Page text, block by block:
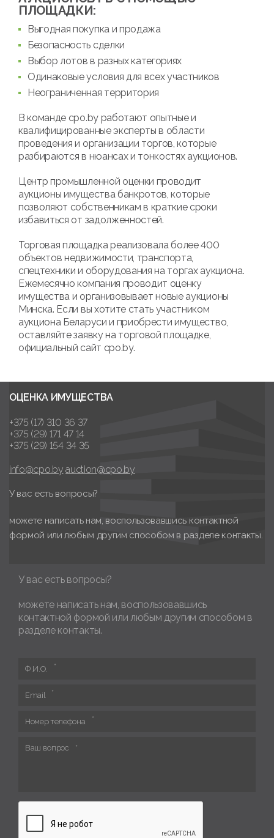
ПЛОЩАДКИ:
Выгодная покупка и продажа
Безопасность сделки
Выбор лотов в разных категориях
Одинаковые условия для всех участников
Неограниченная территория
В команде cpo.by работают опытные и
квалифицированные эксперты в области
проведения и организации торгов, которые
разбираются в нюансах и тонкостях аукционов.
Центр промышленной оценки проводит
аукционы имущества банкротов, которые
позволяют собственникам в краткие сроки
избавиться от задолженностей.
Торговая площадка реализовала более 400
объектов недвижимости, транспорта,
спецтехники и оборудования на торгах аукциона.
Ежемесячно компания проводит оценку
имущества и организовывает новые аукционы
Минска. Если вы хотите стать участником
аукциона Беларуси и приобрести имущество,
оставляйте заявку на торговой площадке,
официальный сайт cpo.by.
ОЦЕНКА ИМУЩЕСТВА
+375 (17) 310 36 37
+375 (29) 171 47 14
+375 (29) 154 34 35
info@cpo.by auction@cpo.by
У вас есть вопросы?
можете написать нам, воспользовавшись контактной
формой или любым другим способом в разделе контакты.
У вас есть вопросы?
можете написать нам, воспользовавшись
контактной формой или любым другим способом в
разделе контакты.
Ф.И.О.
Email
Номер телефона
Ваш вопрос